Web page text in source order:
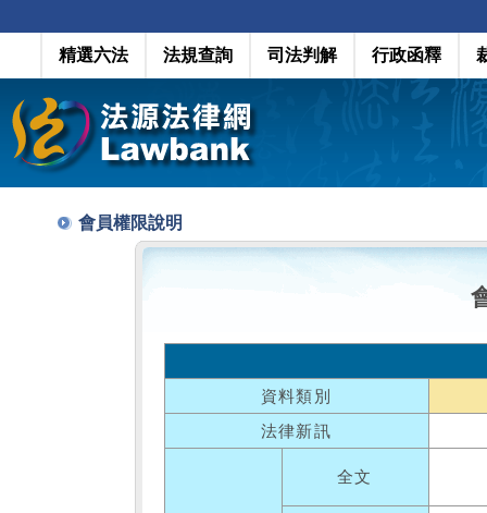
精選六法 法規查詢 司法判解 行政函釋
會員權限說明
資料類別
法律新訊
全文